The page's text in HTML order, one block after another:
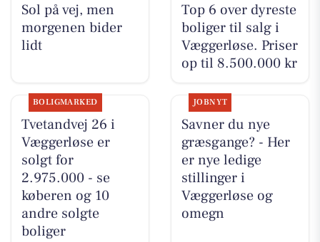
Sol på vej, men
morgenen bider
lidt
Top 6 over dyreste
boliger til salg i
Væggerløse. Priser
op til 8.500.000 kr
BOLIGMARKED
Tvetandvej 26 i
Væggerløse er
solgt for
2.975.000 - se
køberen og 10
andre solgte
boliger
JOBNYT
Savner du nye
græsgange? - Her
er nye ledige
stillinger i
Væggerløse og
omegn